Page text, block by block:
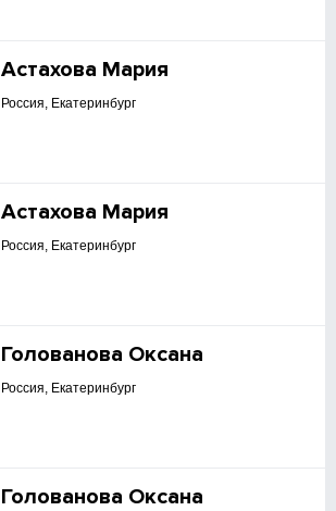
Астахова Мария
Россия, Екатеринбург
Астахова Мария
Россия, Екатеринбург
Голованова Оксана
Россия, Екатеринбург
Голованова Оксана